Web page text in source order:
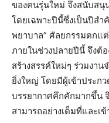
ของคนรุ่นใหม่ จึงสนับสนุ
โดยเฉพาะปีนี้ซึ่งเป็นปีสำ
พยาบาล” ศัลยกรรมตกแ
ภายในช่วงปลายปีนี้ จึงต้
สร้างสรรค์ใหม่ๆ ร่วมงา
ยิ่งใหญ่ โดยมีผู้เข้าประก
บรรยากาศคึกคักมากขึ้น
สามารถอย่างเต็มที่และเ